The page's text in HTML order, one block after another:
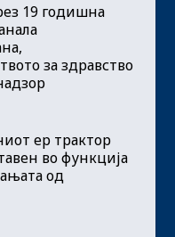
19 годишна
за здравство
ер трактор
во функција
од